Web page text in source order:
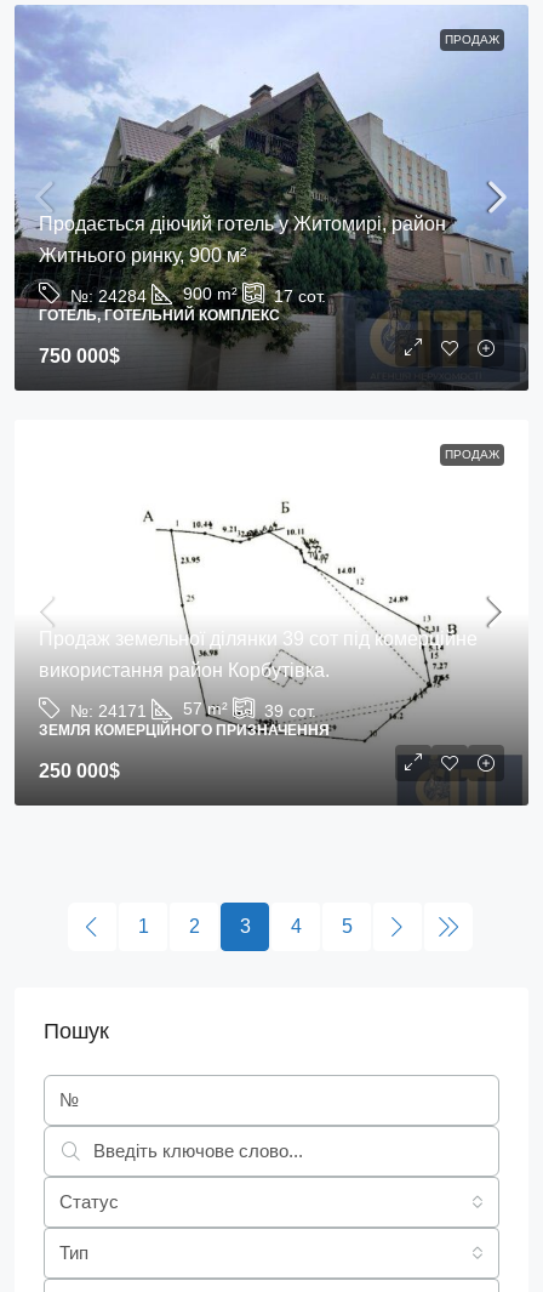
ПРОДАЖ
Продається діючий готель у Житомирі, район
Житнього ринку, 900 м²
№: 24284 900 m² 17сот.
ГОТЕЛЬ, ГОТЕЛЬНИЙ КОМПЛЕКС
750 000$
ПРОДАЖ
Продаж земельної ділянки 39 сот під комерційне
використання район Корбутівка.
№: 24171 57 m² 39 сот.
ЗЕМЛЯ КОМЕРЦІЙНОГО ПРИЗНАЧЕННЯ
250 000$
1 2 3 4 5
Пошук
Статус
Тип